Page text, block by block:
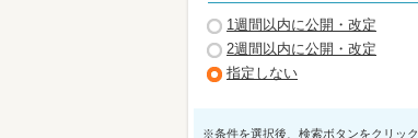
1週間以内に公開・改定
2週間以内に公開・改定
指定しない
※条件を選択後、検索ボタンをクリック